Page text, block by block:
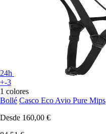
24h
+-3
1 colores
Bollé Casco Eco Avio Pure Mips
Desde 160,00 €